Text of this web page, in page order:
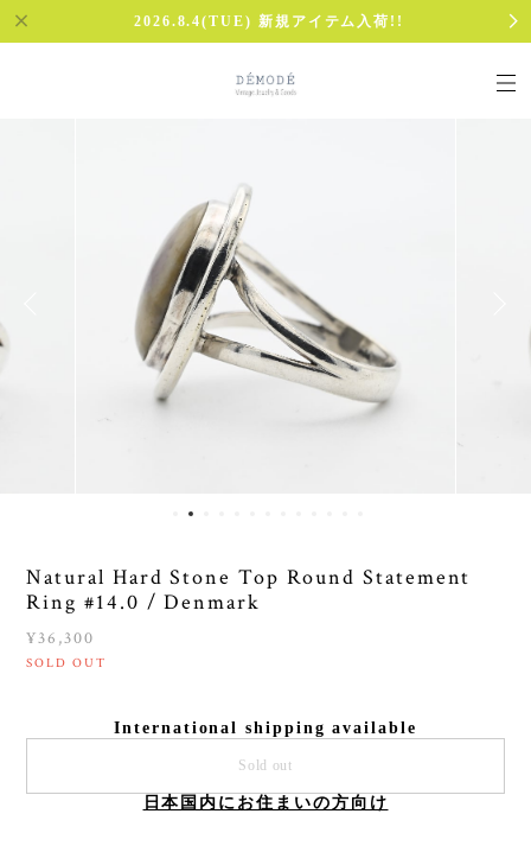
2026.8.4(TUE) 新規アイテム入荷!!
Natural Hard Stone Top Round Statement
Ring #14.0 / Denmark
¥36,300
SOLD OUT
International shipping available
Sold out
日本国内にお住まいの方向け